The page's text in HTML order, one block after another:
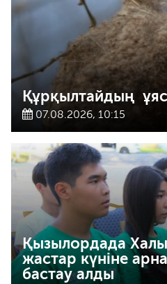
Құрқылтайдың
07.08.2026, 10:15
Қызылордада
жастар күніне
бастау алды